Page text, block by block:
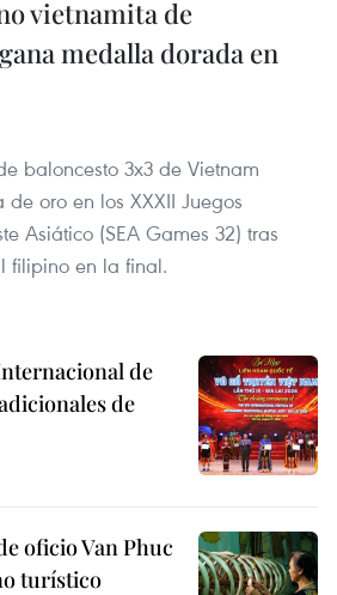
vietnamita de
medalla dorada en
baloncesto 3x3 de Vietnam
oro en los XXXII Juegos
Asiático (SEA Games 32) tras
filipino en la final.
de
de
oficio Van Phuc
turístico